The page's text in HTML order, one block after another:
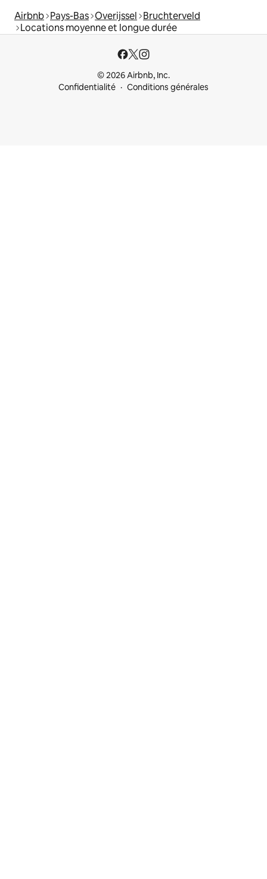
Airbnb Pays-Bas Overijssel Bruchterveld
Locations moyenne et longue durée
© 2026 Airbnb, Inc.
Confidentialité
Conditions générales